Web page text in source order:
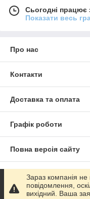
Сьогодні працює
Показати весь
Про нас
Контакти
Доставка та оплата
Графік роботи
Повна версія сайту
Сайт створено на
Зараз компанія
повідомлення,
вихідний. Ваша